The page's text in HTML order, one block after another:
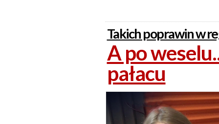
Takich poprawin w
A po
pałacu